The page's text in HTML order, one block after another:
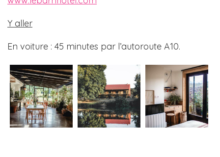
Y aller
En voiture : 45 minutes par l’autoroute A10.